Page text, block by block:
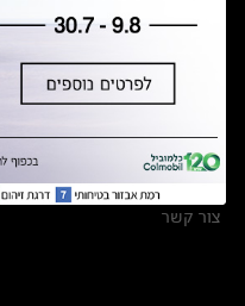
מצאו אותנו
אולמות תצוגה
מרכזי שירות
צור קשר